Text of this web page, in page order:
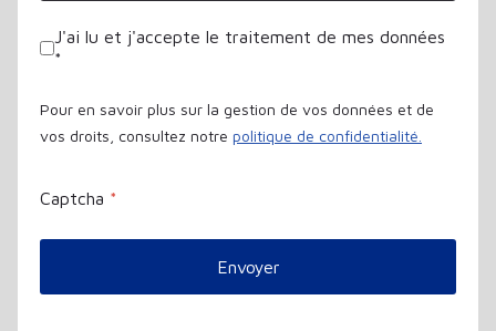
J'ai lu et j'accepte le traitement de mes données
*
Pour en savoir plus sur la gestion de vos données et de
vos droits, consultez notre politique de confidentialité.
Captcha *
Envoyer